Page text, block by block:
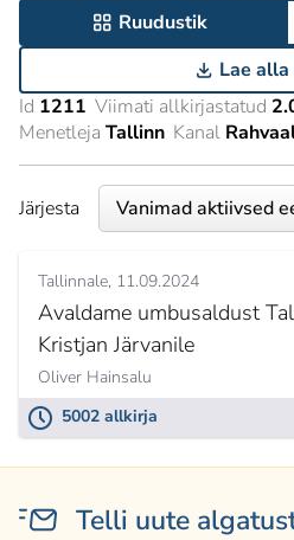
Ruudustik
Lae alla
Id 1211 Viimati allkirjastatud
Menetleja Tallinn Kanal
Järjesta
Tallinnale 11.09.2024
Avaldame umbusaldust
Kristjan Järvanile
Oliver Hainsalu
5002 allkirja
Telli uute